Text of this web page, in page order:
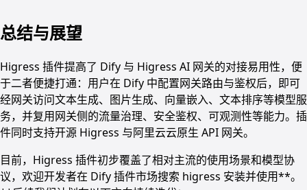
总结与展望
Higress 插件提高了 Dify 与 Higress AI 网关的对接易用性，便
于二者便捷打通：用户在 Dify 中配置网关路由与鉴权后，即可
经网关访问文本生成、图片生成、向量嵌入、文本排序等模型服
务，并复用网关侧的流量治理、安全鉴权、可观测性等能力。插
件同时支持开源 Higress 与阿里云云原生 API 网关。
目前，Higress 插件初步覆盖了相对主流的使用场景和模型协
议，欢迎开发者在 Dify 插件市场搜索 higress 安装并使用**。